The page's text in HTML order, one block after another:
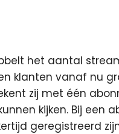
het aantal
klanten vanaf nu
zij met één
kijken. Bij een
geregistreerd